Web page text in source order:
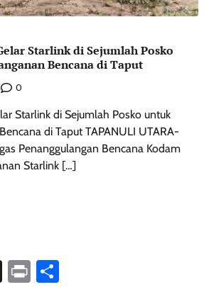
Starlink di Sejumlah Posko
Bencana di Taput
0
Starlink di Sejumlah Posko untuk
di Taput TAPANULI UTARA-
Penanggulangan Bencana Kodam
Starlink […]
X Print